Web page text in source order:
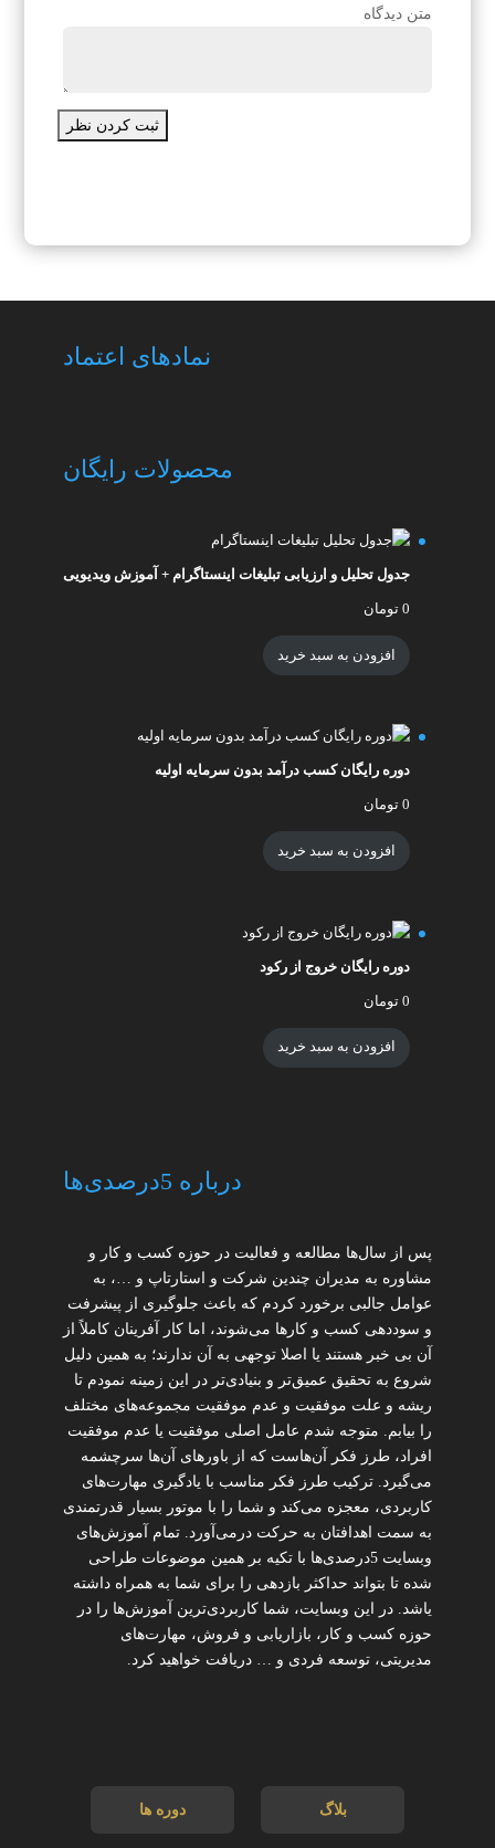
متن دیدگاه
ثبت کردن نظر
نمادهای اعتماد
محصولات رایگان
جدول تحلیل و ارزیابی تبلیغات اینستاگرام + آموزش ویدیویی
0 تومان
افزودن به سبد خرید
دوره رایگان کسب درآمد بدون سرمایه اولیه
0 تومان
افزودن به سبد خرید
دوره رایگان خروج از رکود
0 تومان
افزودن به سبد خرید
درباره 5درصدی‌ها
پس از سال‌ها مطالعه و فعالیت در حوزه کسب و کار و
مشاوره به مدیران چندین شرکت و استارتاپ و …، به
عوامل جالبی برخورد کردم که باعث جلوگیری از پیشرفت
و سوددهی کسب و کارها می‌شوند، اما کار آفرینان کاملاً از
آن بی خبر هستند یا اصلا توجهی به آن ندارند؛ به همین دلیل
شروع به تحقیق عمیق‌تر و بنیادی‌تر در این زمینه نمودم تا
ریشه و علت موفقیت و عدم موفقیت مجموعه‌های مختلف
را بیابم. متوجه شدم عامل اصلی موفقیت یا عدم موفقیت
افراد، طرز فکر آن‌هاست که از باورهای آن‌ها سرچشمه
می‌گیرد. ترکیب طرز فکر مناسب با یادگیری مهارت‌های
کاربردی، معجزه می‌کند و شما را با موتور بسیار قدرتمندی
به سمت اهدافتان به حرکت درمی‌آورد. تمام آموزش‌های
وبسایت 5درصدی‌ها با تکیه بر همین موضوعات طراحی
شده تا بتواند حداکثر بازدهی را برای شما به همراه داشته
یاشد. در این وبسایت، شما کاربردی‌ترین آموزش‌ها را در
حوزه کسب و کار، بازاریابی و فروش، مهارت‌های
مدیریتی، توسعه فردی و … دریافت خواهید کرد.
بلاگ دوره ها